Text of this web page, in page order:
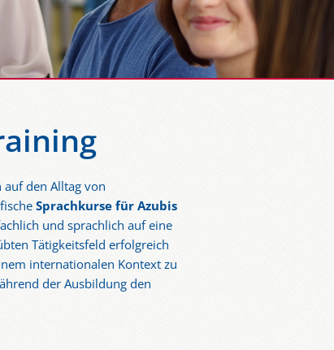
auf den Alltag von
Sprachkurse für Azubis
und sprachlich auf eine
Tätigkeitsfeld erfolgreich
internationalen Kontext zu
der Ausbildung den